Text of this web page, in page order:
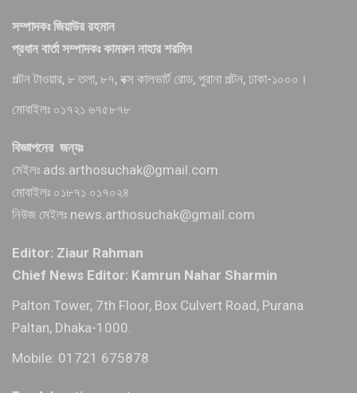
সম্পাদকঃ জিয়াউর রহমান
প্রধান বার্তা সম্পাদকঃ কামরুন নাহার শরমিন
পল্টন টাওয়ার, ৮ তলা, ৮৭, বক্স কালভার্ট রোড, পুরানা পল্টন, ঢাকা-১০০০।
মোবাইলঃ ০১৭২১ ৬৭৫৮৭৮
বিজ্ঞাপনের জন্যঃ
মেইলঃ ads.arthosuchak@gmail.com
মোবাইলঃ ০১৮৭১ ০১৭০২৪
নিউজ মেইলঃ news.arthosuchak@gmail.com
Editor: Ziaur Rahman
Chief News Editor: Kamrun Nahar Sharmin
Palton Tower, 7th Floor, Box Culvert Road, Purana
Paltan, Dhaka-1000.
Mobile: 01721 675878